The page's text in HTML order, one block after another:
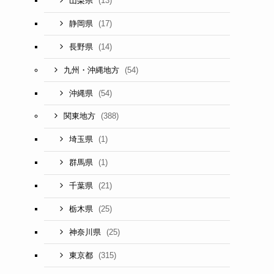
静岡県 (17)
長野県 (14)
九州・沖縄地方 (54)
沖縄県 (54)
関東地方 (388)
埼玉県 (1)
群馬県 (1)
千葉県 (21)
栃木県 (25)
神奈川県 (25)
東京都 (315)